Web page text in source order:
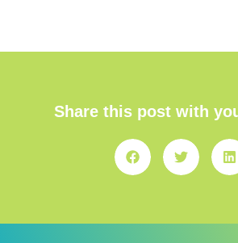
Share this post with